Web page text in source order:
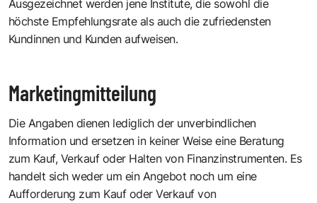
Ausgezeichnet werden jene Institute, die sowohl die
höchste Empfehlungsrate als auch die zufriedensten
Kundinnen und Kunden aufweisen.
Marketingmitteilung
Die Angaben dienen lediglich der unverbindlichen
Information und ersetzen in keiner Weise eine Beratung
zum Kauf, Verkauf oder Halten von Finanzinstrumenten. Es
handelt sich weder um ein Angebot noch um eine
Aufforderung zum Kauf oder Verkauf von